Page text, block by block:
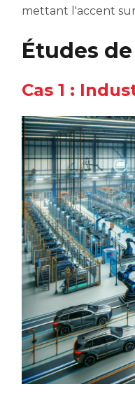
mettant l'accent
Études
Cas 1 :